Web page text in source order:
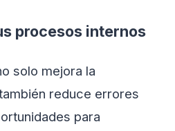
procesos internos
solo mejora la
reduce errores
para